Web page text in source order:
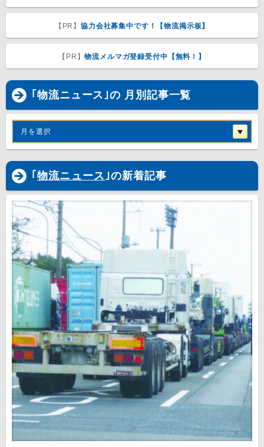
【PR】協力会社募集中です！【物流掲示板】
【PR】物流メルマガ登録受付中【無料！】
｢物流ニュース｣の 月別記事一覧
月を選択
｢ 物流ニュース｣の新着記事